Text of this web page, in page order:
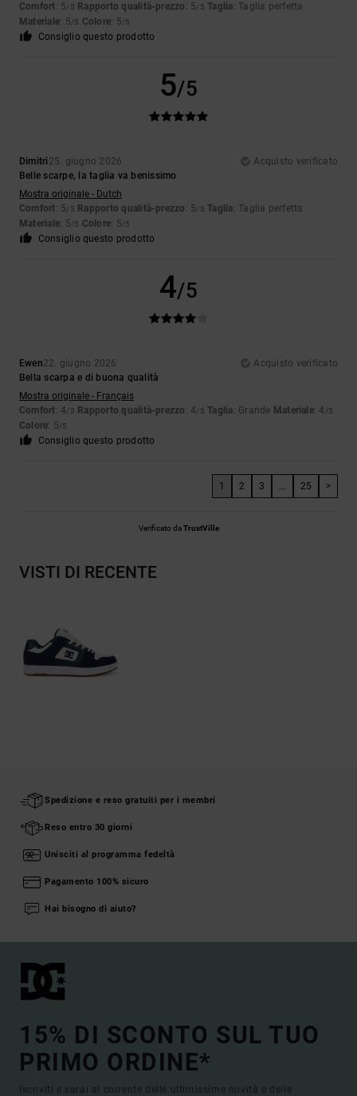
Comfort: 5/5 Rapporto qualità-prezzo : 5/5 Taglia: Taglia perfetta
Materiale: 5/5 Colore: 5/5
Consiglio questo prodotto
5/5
Dimitri 25. giugno 2026
Acquisto verificato
Belle scarpe, la taglia va benissimo
Mostra originale - Dutch
Comfort: 5/5 Rapporto qualità-prezzo : 5/5 Taglia: Taglia perfetta
Materiale: 5/5 Colore: 5/5
Consiglio questo prodotto
4/5
Ewen22. giugno 2026
Acquisto verificato
Bella scarpa e di buona qualità
Mostra originale - Français
Comfort: 4/5 Rapporto qualità-prezzo : 4/5 Taglia: Grande Materiale: 4 /5
Colore: 5/5
Consiglio questo prodotto
1 2 3 ... 25 >
Verificato daTrustVille
VISTI DI RECENTE
Spedizione e reso gratuiti per i membri
Reso entro 30 giorni
Unisciti al programma fedeltà
Pagamento 100% sicuro
Hai bisogno di aiuto?
15% DI SCONTO SUL TUO
PRIMO ORDINE*
Iscriviti e sarai al corrente delle ultimissime novità e delle